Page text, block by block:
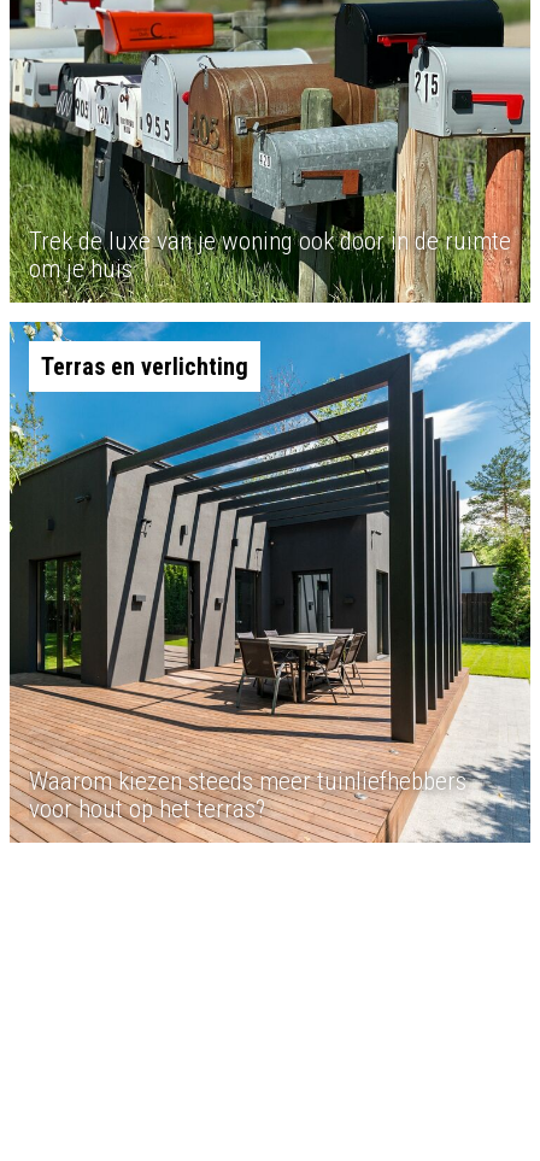
Trek de luxe van je woning ook door in de ruimte
om je huis
Terras en verlichting
Waarom kiezen steeds meer tuinliefhebbers
voor hout op het terras?